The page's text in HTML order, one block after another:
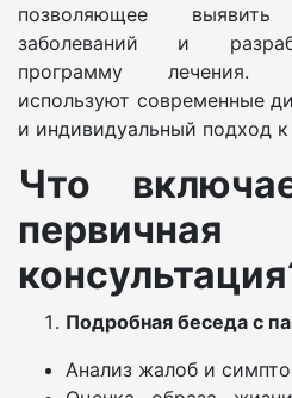
позволяющее
заболеваний и
программу лечения.
используют современные
и индивидуальный подход
Что
первичная
Подробная беседа с
Анализ жалоб и